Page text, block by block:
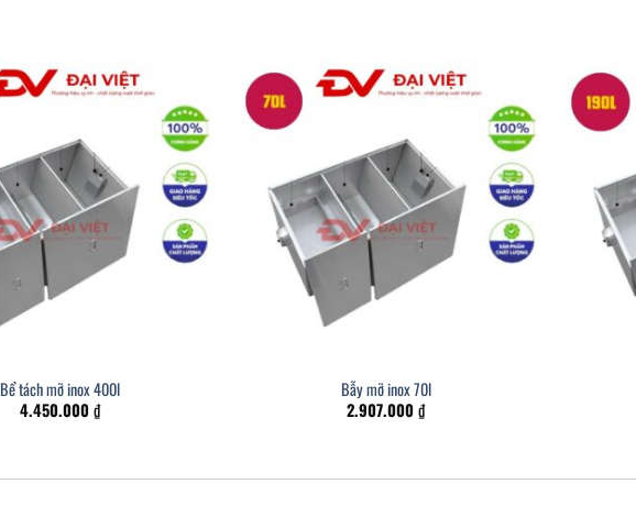
Bể tách mỡ inox 400l
4.450.000₫
Bẫy mỡ inox 70l
2.907.000₫